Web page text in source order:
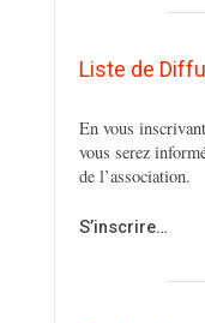
Liste de
En vous
vous serez
de l’association.
S’inscrire…